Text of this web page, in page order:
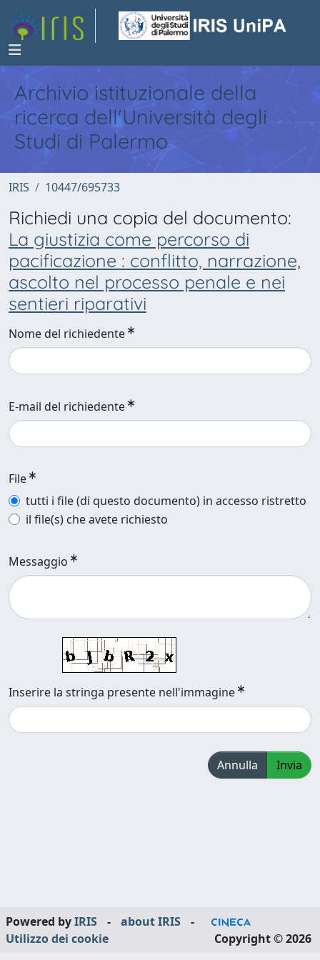
Archivio istituzionale della
ricerca dell'Università degli
Studi di Palermo
IRIS 10447/695733
Richiedi una copia del documento:
La giustizia come percorso di
pacificazione : conflitto, narrazione,
ascolto nel processo penale e nei
sentieri riparativi
Nome del richiedente
E-mail del richiedente
File
tutti i file (di questo documento) in accesso ristretto
il file(s) che avete richiesto
Messaggio
Inserire la stringa presente nell'immagine
Annulla Invia
Powered byIRIS - about IRIS
-
Utilizzo dei cookie
Copyright © 2026